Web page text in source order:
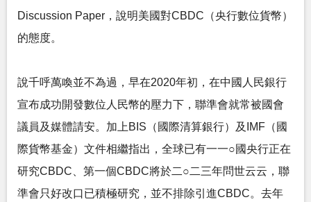
Discussion Paper，說明美國對CBDC（央行數位貨幣）
的態度。
說千呼萬喚並不為過，早在2020年初，在中國人民銀行
宣布成功開發數位人民幣的壓力下，聯準會就常被國會
議員及媒體請安。加上BIS（國際清算銀行）及IMF（國
際貨幣基金）文件相繼指出，全球已有一一○國央行正在
研究CBDC、第一個CBDC將於二○二三年問世云云，聯
準會只好改口已積極研究，並不排除引進CBDC。去年